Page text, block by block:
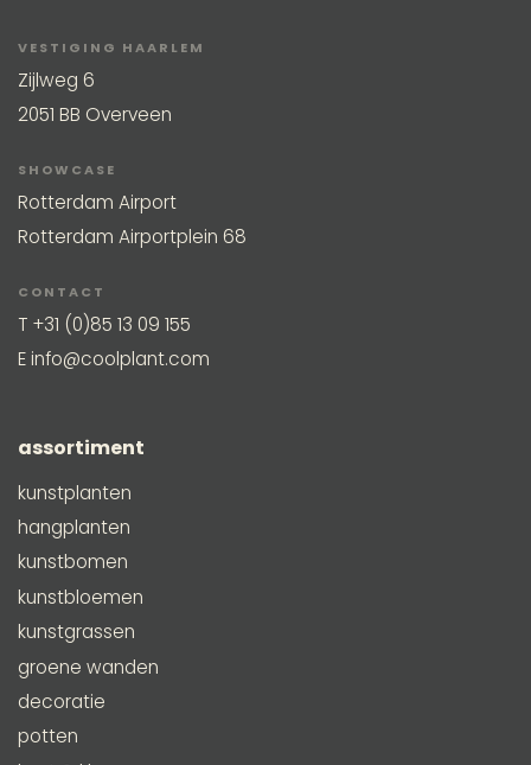
VESTIGING HAARLEM
Zijlweg 6
2051 BB Overveen
SHOWCASE
Rotterdam Airport
Rotterdam Airportplein 68
CONTACT
T +31 (0)85 13 09 155
Einfo@coolplant.com
assortiment
kunstplanten
hangplanten
kunstbomen
kunstbloemen
kunstgrassen
groene wanden
decoratie
potten